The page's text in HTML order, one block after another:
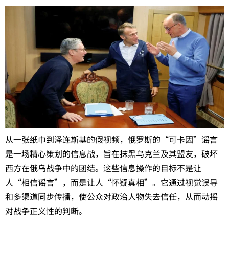
从一张纸巾到泽连斯基的假视频，俄罗斯的“可卡因”谣言
是一场精心策划的信息战，旨在抹黑乌克兰及其盟友，破坏
西方在俄乌战争中的团结。这些信息操作的目标不是让
人“相信谣言”，而是让人“怀疑真相”。它通过视觉误导
和多渠道同步传播，使公众对政治人物失去信任，从而动摇
对战争正义性的判断。